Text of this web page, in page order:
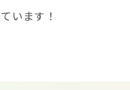
います！